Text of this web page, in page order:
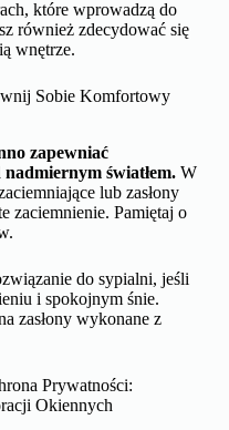
które wprowadzą do
również zdecydować się
wnętrze.
Sobie Komfortowy
zapewniać
światłem.W
lub zasłony
zaciemnienie. Pamiętaj o
do sypialni, jeśli
i spokojnym śnie.
zasłony wykonane z
Prywatności:
Okiennych